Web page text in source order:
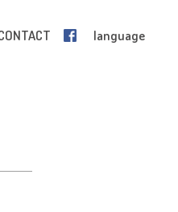
language